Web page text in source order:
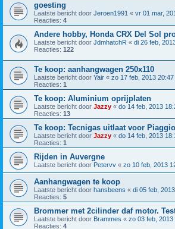
goesting
Laatste bericht door Jeroen1991 « vr 01 mar,
Reacties: 4
Andere hobby, Honda CRX Del Sol
Laatste bericht door JdmhatchR « di 26 feb,
Reacties: 122
Te koop: aanhangwagen 250x110
Laatste bericht door Yair « zo 17 feb, 2013 20:47
Reacties: 1
Te koop: Aluminium oprijplaten
Laatste bericht door Jazzy « do 14 feb, 2013
Reacties: 13
Te koop: Tecnigas uitlaat voor
Laatste bericht door Jazzy « do 14 feb, 2013
Reacties: 1
Rijden in Auvergne
Laatste bericht door Petervv « zo 10 feb, 2013
Aanhangwagen te koop
Laatste bericht door hansbeens « di 05 feb,
Reacties: 5
Brommer met 2cilinder daf motor.
Laatste bericht door Brammes « zo 03 feb, 2013
Reacties: 4